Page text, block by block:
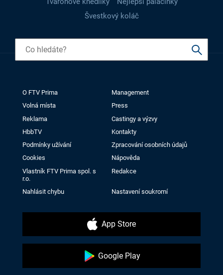
Švestkový koláč
O FTV Prima
Management
Volná místa
Press
Reklama
Castingy a výzvy
HbbTV
Kontakty
Podmínky užívání
Zpracování osobních údajů
Cookies
Nápověda
Vlastník FTV Prima spol. s
r.o.
Redakce
Nahlásit chybu Nastavení soukromí
App Store
Google Play